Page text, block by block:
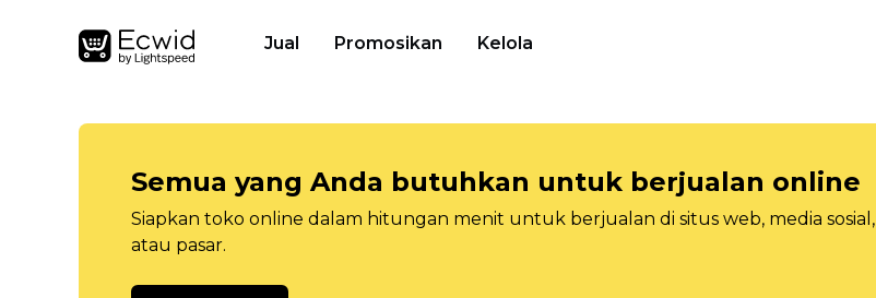
Jual Promosikan Kelola
Semua yang Anda butuhkan untuk berjualan online
Siapkan toko online dalam hitungan menit untuk berjualan di situs web, media sosial,
atau pasar.